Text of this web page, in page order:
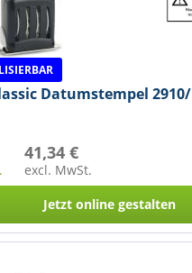
Datumstempel
41,34 €
excl. MwSt.
Jetzt online gestalten